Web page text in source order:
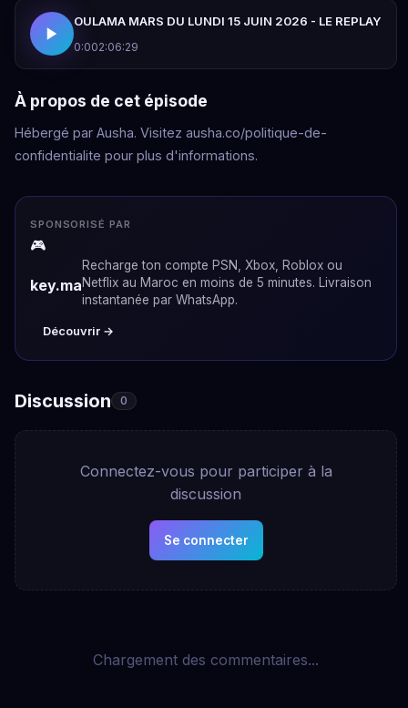
OULAMA MARS DU LUNDI 15 JUIN 2026 - LE REPLAY
0:002:06:29
À propos de cet épisode
Hébergé par Ausha. Visitez ausha.co/politique-de-
confidentialite pour plus d'informations.
SPONSORISÉ PAR
🎮
key.ma
Recharge ton compte PSN, Xbox, Roblox ou
Netflix au Maroc en moins de 5 minutes. Livraison
instantanée par WhatsApp.
Découvrir →
Discussion 0
Connectez-vous pour participer à la
discussion
Se connecter
Chargement des commentaires...